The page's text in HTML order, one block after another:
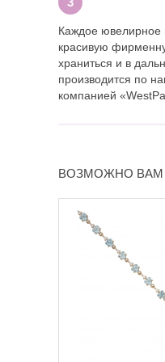
Каждое ювелирное
красивую
храниться и в
производится по
компанией
ВОЗМОЖНО ВАМ